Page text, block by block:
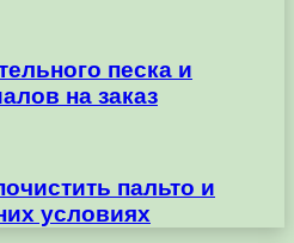
песка и
на заказ
пальто и
условиях